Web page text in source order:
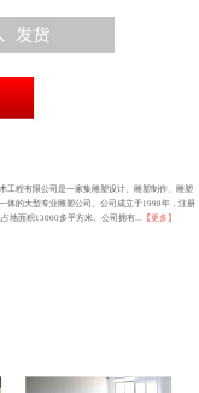
工程有限公司是一家集雕塑设计、雕塑制作、雕塑
体的大型专业雕塑公司。公司成立于1998年，注册
地面积13000多平方米。公司拥有...
【更多】